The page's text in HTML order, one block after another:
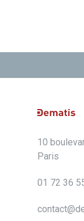
10
Paris
01 72 36